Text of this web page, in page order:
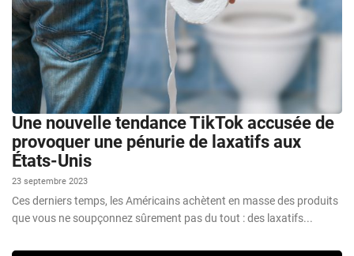
Une nouvelle tendance TikTok accusée de
provoquer une pénurie de laxatifs aux
États-Unis
23 septembre 2023
Ces derniers temps, les Américains achètent en masse des produits
que vous ne soupçonnez sûrement pas du tout : des laxatifs...